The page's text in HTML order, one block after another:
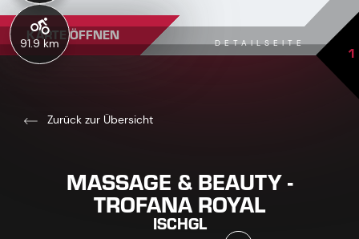
91.9 km
KARTE ÖFFNEN DETAILSEITE 1
Zurück zur Übersicht
MASSAGE & BEAUTY -
TROFANA ROYAL
ISCHGL